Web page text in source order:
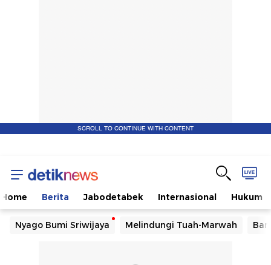
SCROLL TO CONTINUE WITH CONTENT
Home Berita Jabodetabek Internasional Hukum
Nyago Bumi Sriwijaya Melindungi Tuah-Marwah